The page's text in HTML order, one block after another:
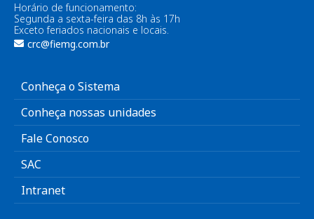
Horário de funcionamento:
Segunda a sexta-feira das 8h às 17h
Exceto feriados nacionais e locais.
crc@fiemg.com.br
Conheça o Sistema
Conheça nossas unidades
Fale Conosco
SAC
Intranet